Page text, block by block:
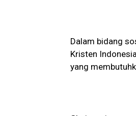
Dalam bidang
Kristen
yang